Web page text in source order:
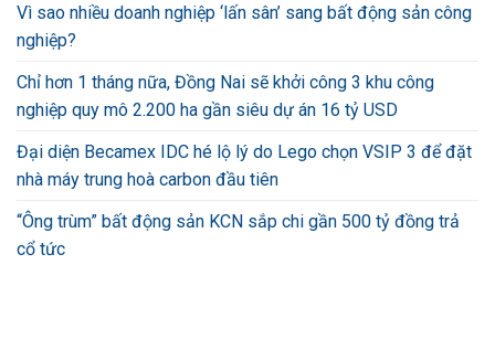
Vì sao nhiều doanh nghiệp ‘lấn sân’ sang bất động sản công
nghiệp?
Chỉ hơn 1 tháng nữa, Đồng Nai sẽ khởi công 3 khu công
nghiệp quy mô 2.200 ha gần siêu dự án 16 tỷ USD
Đại diện Becamex IDC hé lộ lý do Lego chọn VSIP 3 để đặt
nhà máy trung hoà carbon đầu tiên
“Ông trùm” bất động sản KCN sắp chi gần 500 tỷ đồng trả
cổ tức